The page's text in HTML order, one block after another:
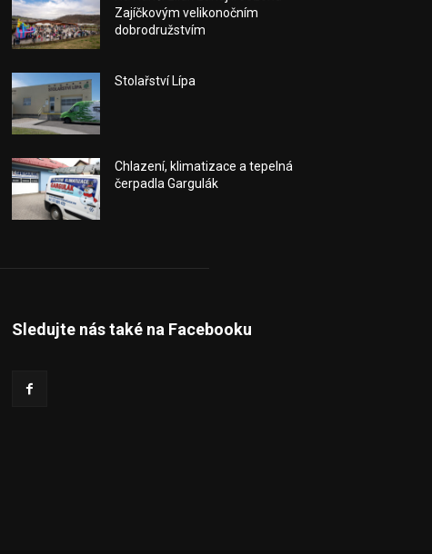
Zajíčkovým velikonočním
dobrodružstvím
Stolařství Lípa
Chlazení, klimatizace a tepelná
čerpadla Gargulák
Sledujte nás také na Facebooku